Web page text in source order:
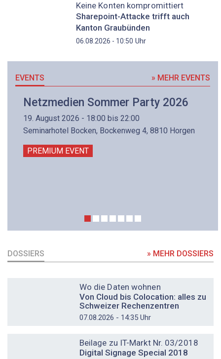
Keine Konten kompromittiert
Sharepoint-Attacke trifft auch
Kanton Graubünden
06.08.2026 - 10:50 Uhr
EVENTS » MEHR EVENTS
Netzmedien Sommer Party 2026
19. August 2026 - 18:00 bis 22:00
Seminarhotel Bocken, Bockenweg 4, 8810 Horgen
PREMIUM EVENT
DOSSIERS » MEHR DOSSIERS
Wo die Daten wohnen
Von Cloud bis Colocation: alles zu
Schweizer Rechenzentren
07.08.2026 - 14:35 Uhr
Beilage zu IT-Markt Nr. 03/2018
Digital Signage Special 2018